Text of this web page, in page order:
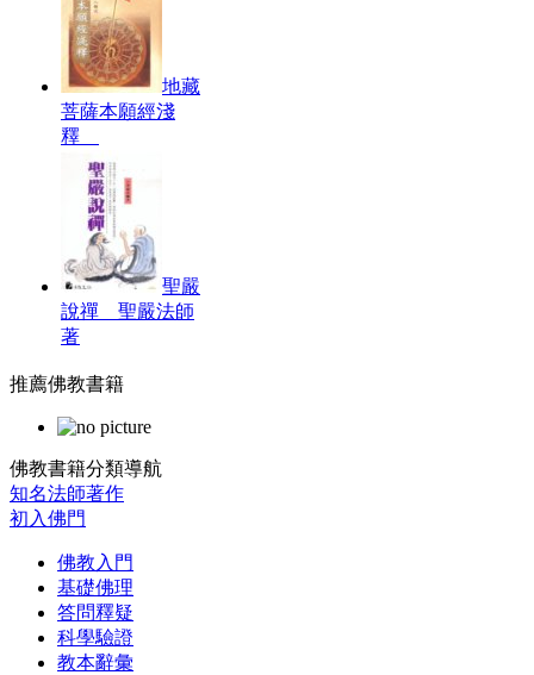
地藏
菩薩本願經淺
釋
聖嚴
說禪 聖嚴法師
著
推薦佛教書籍
佛教書籍分類導航
知名法師著作
初入佛門
佛教入門
基礎佛理
答問釋疑
科學驗證
教本辭彙